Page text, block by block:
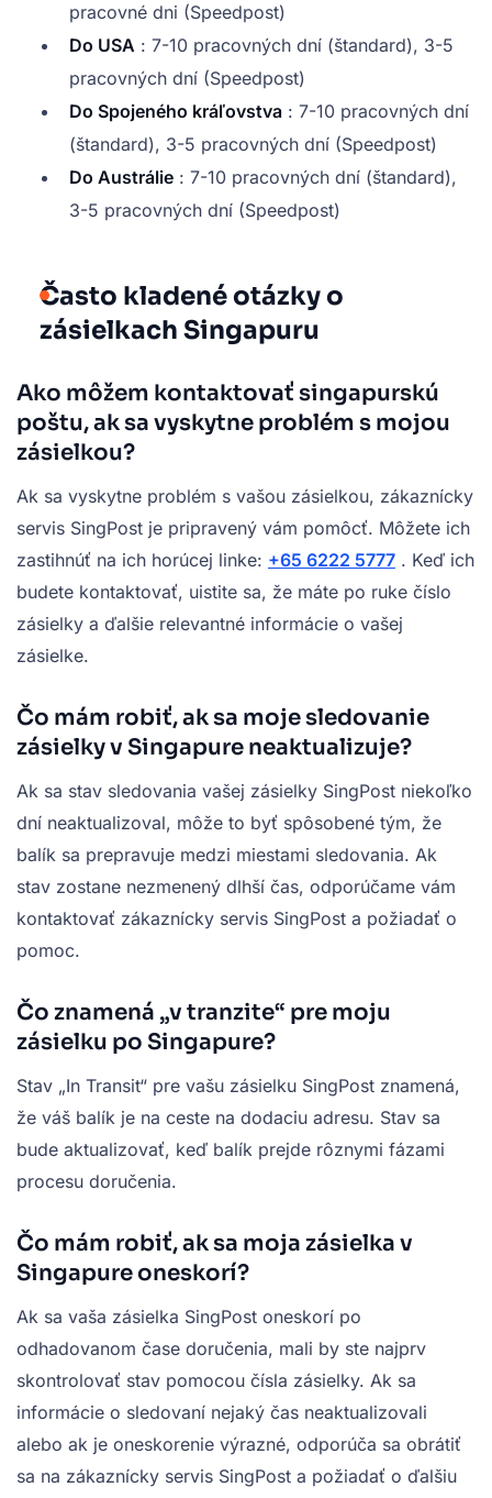
pracovné dni (Speedpost)
Do USA : 7-10 pracovných dní (štandard), 3-5
pracovných dní (Speedpost)
Do Spojeného kráľovstva : 7-10 pracovných dní
(štandard), 3-5 pracovných dní (Speedpost)
Do Austrálie : 7-10 pracovných dní (štandard),
3-5 pracovných dní (Speedpost)
Často kladené otázky o
zásielkach Singapuru
Ako môžem kontaktovať singapurskú
poštu, ak sa vyskytne problém s mojou
zásielkou?
Ak sa vyskytne problém s vašou zásielkou, zákaznícky
servis SingPost je pripravený vám pomôcť. Môžete ich
zastihnúť na ich horúcej linke: +65 6222 5777 . Keď ich
budete kontaktovať, uistite sa, že máte po ruke číslo
zásielky a ďalšie relevantné informácie o vašej
zásielke.
Čo mám robiť, ak sa moje sledovanie
zásielky v Singapure neaktualizuje?
Ak sa stav sledovania vašej zásielky SingPost niekoľko
dní neaktualizoval, môže to byť spôsobené tým, že
balík sa prepravuje medzi miestami sledovania. Ak
stav zostane nezmenený dlhší čas, odporúčame vám
kontaktovať zákaznícky servis SingPost a požiadať o
pomoc.
Čo znamená „v tranzite“ pre moju
zásielku po Singapure?
Stav „In Transit“ pre vašu zásielku SingPost znamená,
že váš balík je na ceste na dodaciu adresu. Stav sa
bude aktualizovať, keď balík prejde rôznymi fázami
procesu doručenia.
Čo mám robiť, ak sa moja zásielka v
Singapure oneskorí?
Ak sa vaša zásielka SingPost oneskorí po
odhadovanom čase doručenia, mali by ste najprv
skontrolovať stav pomocou čísla zásielky. Ak sa
informácie o sledovaní nejaký čas neaktualizovali
alebo ak je oneskorenie výrazné, odporúča sa obrátiť
sa na zákaznícky servis SingPost a požiadať o ďalšiu